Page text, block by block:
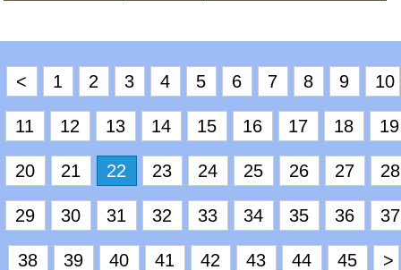
< 1 2 3 4 5 6 7 8 9 10
11 12 13 14 15 16 17 18 19
20 21 22 23 24 25 26 27 28
29 30 31 32 33 34 35 36 37
38 39 40 41 42 43 44 45 >